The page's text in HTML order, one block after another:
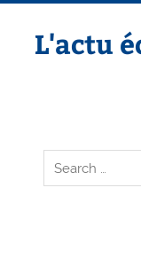
Skip
contentL'actu
L'actu éco… sans